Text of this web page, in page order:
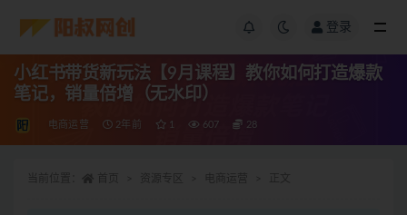
登录
小红书带货新玩法【9月课程】教你如何打造爆款
笔记，销量倍增（无水印）
电商运营 2年前 1 607 28